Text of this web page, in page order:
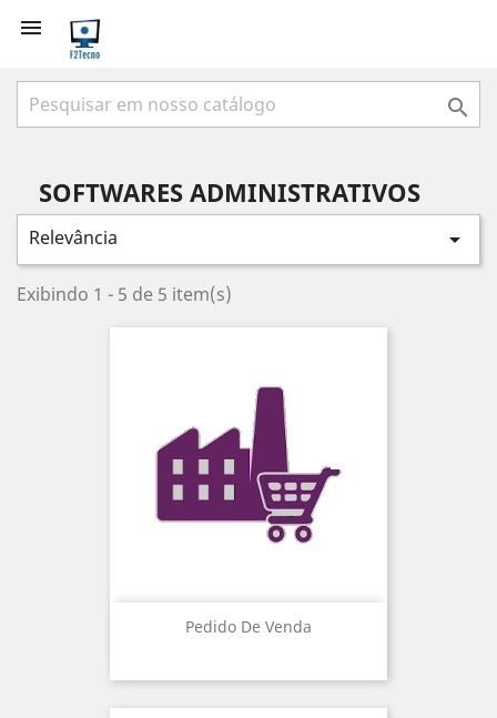


SOFTWARES ADMINISTRATIVOS
Relevância 
Exibindo 1 - 5 de 5 item(s)
Pedido De Venda